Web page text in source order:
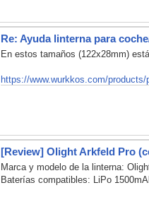
Re: Ayuda linterna para
En estos tamaños (122x28mm)
https://www.wurkkos.com/
[Review] Olight Arkfeld Pro
Marca y modelo de la linterna:
Baterías compatibles: LiPo